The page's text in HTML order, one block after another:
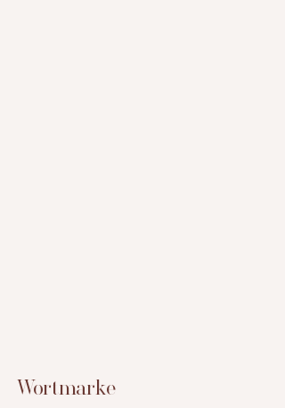
Wortmarke